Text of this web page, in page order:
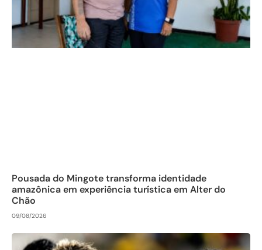
Pousada do Mingote transforma identidade
amazônica em experiência turística em Alter do
Chão
09/08/2026